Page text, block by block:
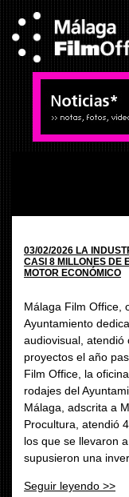
03/02/2026 LA
CASI 8 MILLONES DE
MOTOR ECONÓMICO
Málaga Film Office,
Ayuntamiento
audiovisual, atendió
proyectos el año
Film Office, la
rodajes del
Málaga, adscrita a
Procultura, atendió
los que se llevaron
supusieron una
Seguir leyendo >>